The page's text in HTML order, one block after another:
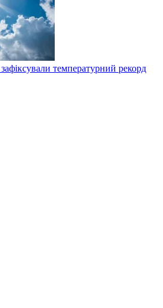
температурний рекорд